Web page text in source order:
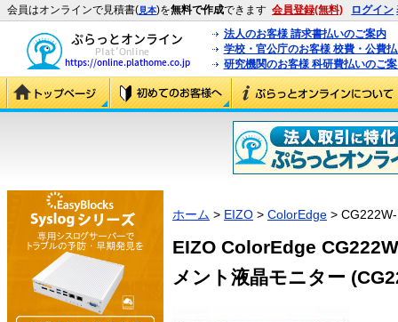
会員はオンラインで見積書(見本)を無料で作成できます 会員登録(無料) ログイン
法人のお客様 請求書払いのご案内
学校・官公庁のお客様 校費・公費
研究機関のお客様 科研費払いのご
ホーム > EIZO > ColorEdge >
EIZO ColorEdge
メント液晶モニター